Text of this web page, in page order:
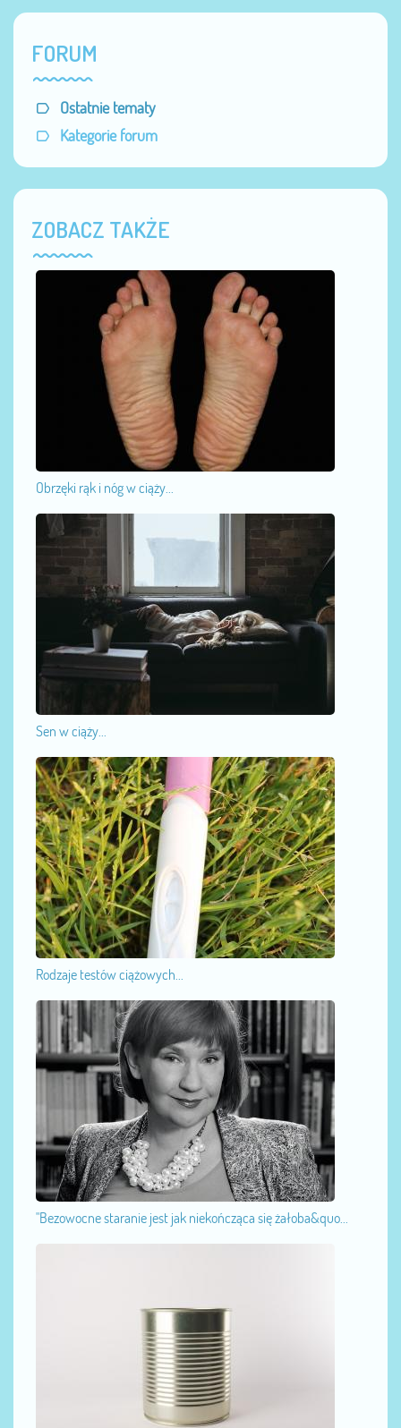
FORUM
Ostatnie tematy
Kategorie forum
ZOBACZ TAKŻE
Obrzęki rąk i nóg w ciąży...
Sen w ciąży...
Rodzaje testów ciążowych...
"Bezowocne staranie jest jak niekończąca się żałoba&quo...